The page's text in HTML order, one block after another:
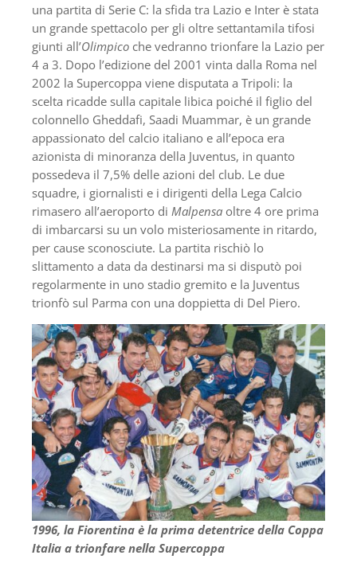
una partita di Serie C: la sfida tra Lazio e Inter è stata
un grande spettacolo per gli oltre settantamila tifosi
giunti all’Olimpico che vedranno trionfare la Lazio per
4 a 3. Dopo l’edizione del 2001 vinta dalla Roma nel
2002 la Supercoppa viene disputata a Tripoli: la
scelta ricadde sulla capitale libica poiché il figlio del
colonnello Gheddafi, Saadi Muammar, è un grande
appassionato del calcio italiano e all’epoca era
azionista di minoranza della Juventus, in quanto
possedeva il 7,5% delle azioni del club. Le due
squadre, i giornalisti e i dirigenti della Lega Calcio
rimasero all’aeroporto di Malpensa oltre 4 ore prima
di imbarcarsi su un volo misteriosamente in ritardo,
per cause sconosciute. La partita rischiò lo
slittamento a data da destinarsi ma si disputò poi
regolarmente in uno stadio gremito e la Juventus
trionfò sul Parma con una doppietta di Del Piero.
1996, la Fiorentina è la prima detentrice della Coppa
Italia a trionfare nella Supercoppa